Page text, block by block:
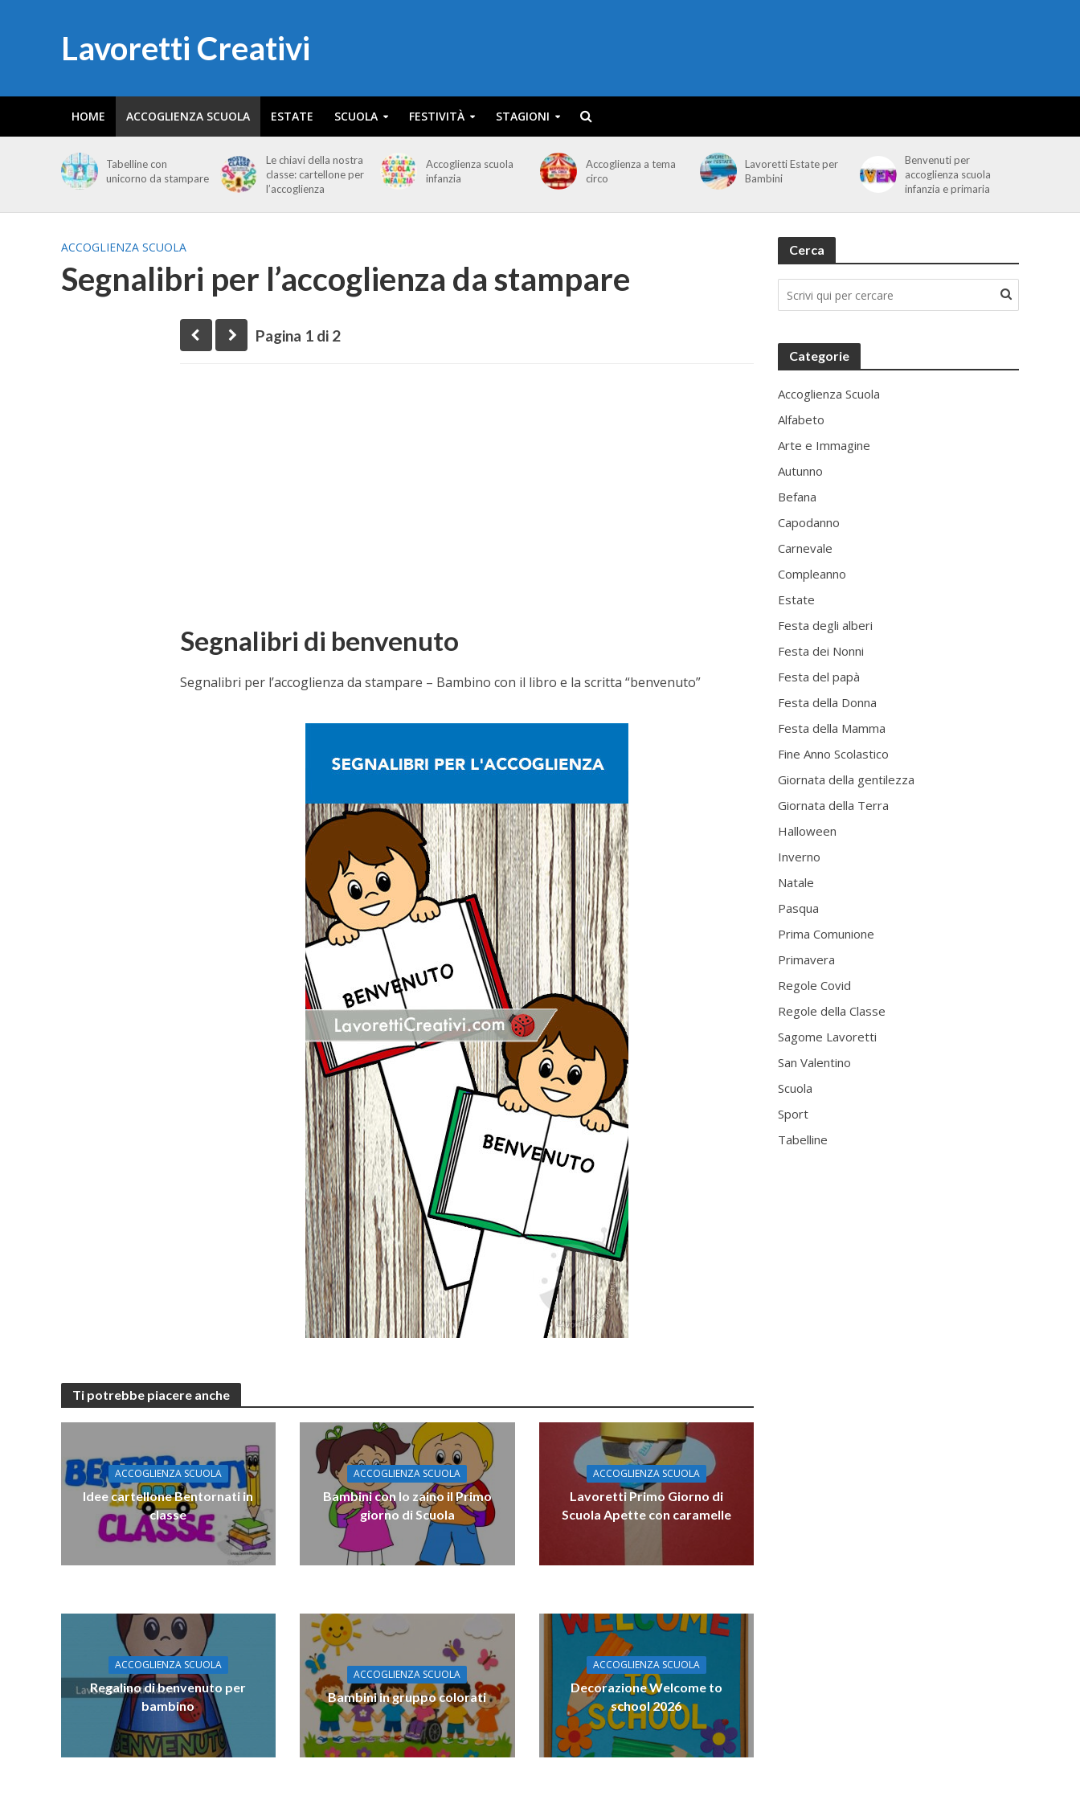
Lavoretti Creativi
HOME ACCOGLIENZA SCUOLA ESTATE SCUOLA FESTIVITÀ STAGIONI
Tabelline con
unicorno da stampare
Le chiavi della nostra
classe: cartellone per
l’accoglienza
Accoglienza scuola
infanzia
Accoglienza a tema
circo
Lavoretti Estate per
Bambini
Benvenuti per
accoglienza scuola
infanzia e primaria
ACCOGLIENZA SCUOLA
Segnalibri per l’accoglienza da stampare
Pagina 1 di 2
Segnalibri di benvenuto
Segnalibri per l’accoglienza da stampare – Bambino con il libro e la scritta “benvenuto”
Ti potrebbe piacere anche
ACCOGLIENZA SCUOLA
Idee cartellone Bentornati in
classe
ACCOGLIENZA SCUOLA
Bambini con lo zaino il Primo
giorno di Scuola
ACCOGLIENZA SCUOLA
Lavoretti Primo Giorno di
Scuola Apette con caramelle
ACCOGLIENZA SCUOLA
Regalino di benvenuto per
bambino
ACCOGLIENZA SCUOLA
Bambini in gruppo colorati
ACCOGLIENZA SCUOLA
Decorazione Welcome to
school 2026
Cerca
Categorie
Accoglienza Scuola
Alfabeto
Arte e Immagine
Autunno
Befana
Capodanno
Carnevale
Compleanno
Estate
Festa degli alberi
Festa dei Nonni
Festa del papà
Festa della Donna
Festa della Mamma
Fine Anno Scolastico
Giornata della gentilezza
Giornata della Terra
Halloween
Inverno
Natale
Pasqua
Prima Comunione
Primavera
Regole Covid
Regole della Classe
Sagome Lavoretti
San Valentino
Scuola
Sport
Tabelline